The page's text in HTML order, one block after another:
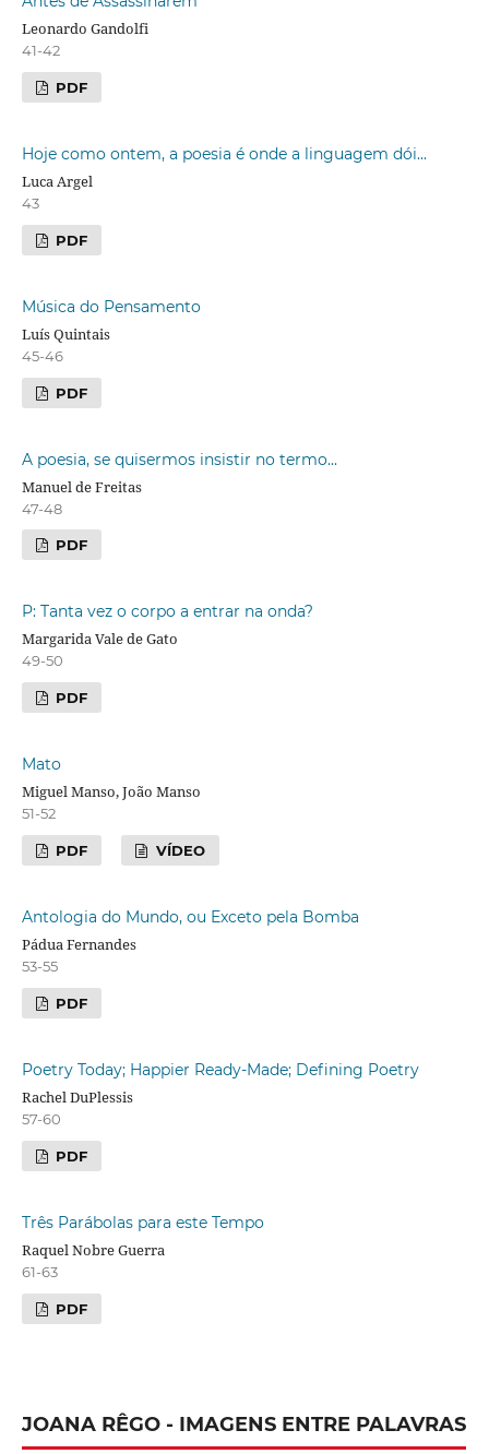
Leonardo Gandolfi
41-42
PDF
Hoje como ontem, a poesia é onde a linguagem dói...
Luca Argel
43
PDF
Música do Pensamento
Luís Quintais
45-46
PDF
A poesia, se quisermos insistir no termo...
Manuel de Freitas
47-48
PDF
P: Tanta vez o corpo a entrar na onda?
Margarida Vale de Gato
49-50
PDF
Mato
Miguel Manso, João Manso
51-52
PDF VÍDEO
Antologia do Mundo, ou Exceto pela Bomba
Pádua Fernandes
53-55
PDF
Poetry Today; Happier Ready-Made; Defining Poetry
Rachel DuPlessis
57-60
PDF
Três Parábolas para este Tempo
Raquel Nobre Guerra
61-63
PDF
JOANA RÊGO - IMAGENS ENTRE PALAVRAS